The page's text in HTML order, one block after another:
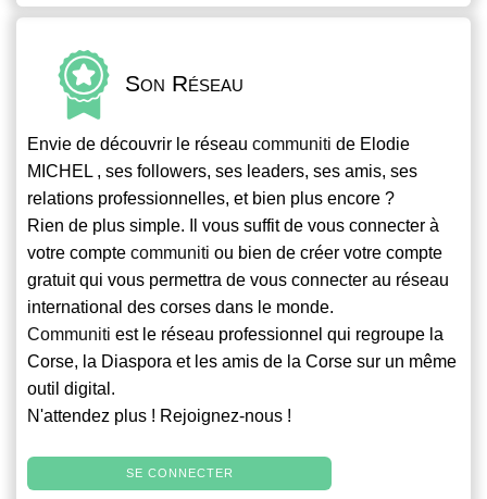
Son Réseau
Envie de découvrir le réseau communiti de Elodie
MICHEL , ses followers, ses leaders, ses amis, ses
relations professionnelles, et bien plus encore ?
Rien de plus simple. Il vous suffit de vous connecter à
votre compte communiti ou bien de créer votre compte
gratuit qui vous permettra de vous connecter au réseau
international des corses dans le monde.
Communiti est le réseau professionnel qui regroupe la
Corse, la Diaspora et les amis de la Corse sur un même
outil digital.
N'attendez plus ! Rejoignez-nous !
SE CONNECTER